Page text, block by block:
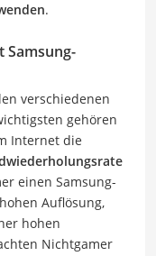
.
Samsung-
verschiedenen
gehören
Internet die
einen Samsung-
Auflösung,
hohen
Nichtgamer